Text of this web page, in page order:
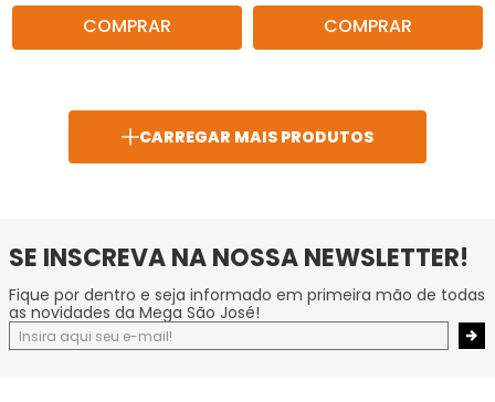
COMPRAR
COMPRAR
SE INSCREVA NA NOSSA NEWSLETTER!
Fique por dentro e seja informado em primeira mão de todas
as novidades da Mega São José!